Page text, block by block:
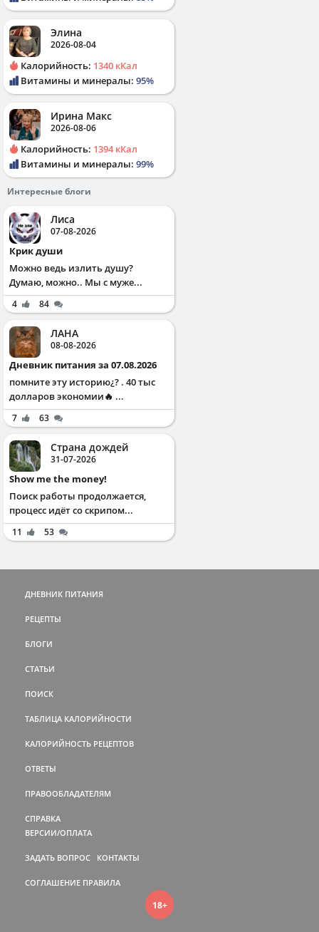
Элина
2026-08-04
Калорийность: 1340 кКал
Витамины и минералы: 95%
Ирина Макс
2026-08-06
Калорийность: 1394 кКал
Витамины и минералы: 99%
Интересные блоги
Лиса
07-08-2026
Крик души
Можно ведь излить душу?
Думаю, можно.. Мы с муже...
4 84
ЛАНА
08-08-2026
Дневник питания за 07.08.2026
помните эту историю¿? . 40 тыс
долларов экономии🔥 ...
7 63
Страна дождей
31-07-2026
Show me the money!
Поиск работы продолжается,
процесс идёт со скрипом...
11 53
ДНЕВНИК ПИТАНИЯ
РЕЦЕПТЫ
БЛОГИ
СТАТЬИ
ПОИСК
ТАБЛИЦА КАЛОРИЙНОСТИ
КАЛОРИЙНОСТЬ РЕЦЕПТОВ
ОТВЕТЫ
ПРАВООБЛАДАТЕЛЯМ
СПРАВКА
ВЕРСИИ/ОПЛАТА
ЗАДАТЬ ВОПРОС КОНТАКТЫ
СОГЛАШЕНИЕ ПРАВИЛА
18+